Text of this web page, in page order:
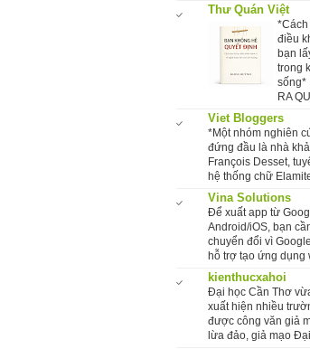
Thư Quán Việt
*Cách
điều
bạn
trong
sống*
RA
Viet Bloggers
*Một nhóm nghiên
đứng đầu là nhà
François Desset,
hệ thống chữ
Vina Solutions
Để xuất app từ
Android/iOS, bạn
chuyển đổi vì
hỗ trợ tạo ứng dụng
kienthucxahoi
Đại học Cần Thơ
xuất hiện nhiều
được công văn giả
lừa đảo, giả mạo